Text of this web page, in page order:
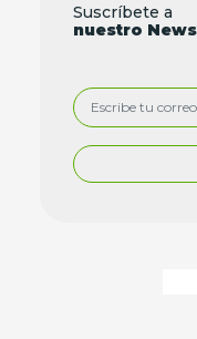
Suscríbete a
nuestro